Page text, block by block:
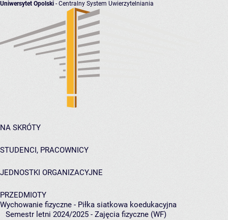
Uniwersytet Opolski - Centralny System Uwierzytelniania
NA SKRÓTY
STUDENCI, PRACOWNICY
JEDNOSTKI ORGANIZACYJNE
PRZEDMIOTY
Wychowanie fizyczne - Piłka siatkowa koedukacyjna
Semestr letni 2024/2025 - Zajęcia fizyczne (WF)